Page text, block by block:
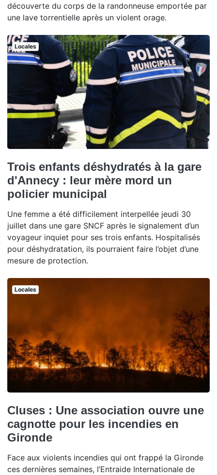
découverte du corps de la randonneuse emportée par
une lave torrentielle après un violent orage.
Locales
Trois enfants déshydratés à la gare
d'Annecy : leur mère mord un
policier municipal
Une femme a été difficilement interpellée jeudi 30
juillet dans une gare SNCF après le signalement d’un
voyageur inquiet pour ses trois enfants. Hospitalisés
pour déshydratation, ils pourraient faire l’objet d’une
mesure de protection.
Locales
Cluses : Une association ouvre une
cagnotte pour les incendies en
Gironde
Face aux violents incendies qui ont frappé la Gironde
ces dernières semaines, l’Entraide Internationale de